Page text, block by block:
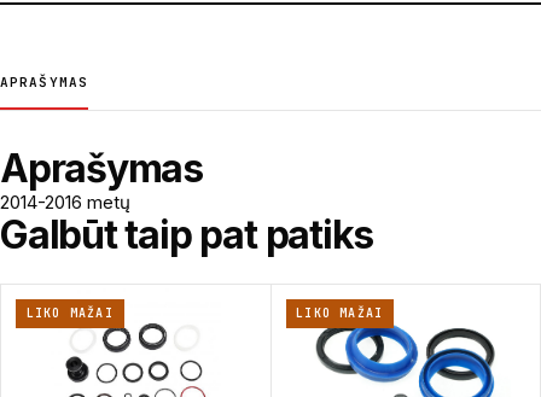
APRAŠYMAS
Aprašymas
2014-2016 metų
Galbūt taip pat patiks
LIKO MAŽAI LIKO MAŽAI